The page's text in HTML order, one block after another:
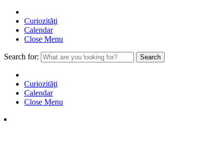
Curiozităţi
Calendar
Close Menu
Search for:
Curiozităţi
Calendar
Close Menu